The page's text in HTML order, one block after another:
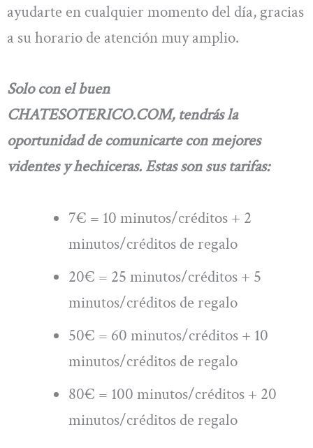
ayudarte en cualquier momento del día, gracias
a su horario de atención muy amplio.
Solo con el buen
CHATESOTERICO.COM, tendrás la
oportunidad de comunicarte con mejores
videntes y hechiceras. Estas son sus tarifas:
7€ = 10 minutos/créditos + 2
minutos/créditos de regalo
20€ = 25 minutos/créditos + 5
minutos/créditos de regalo
50€ = 60 minutos/créditos + 10
minutos/créditos de regalo
80€ = 100 minutos/créditos + 20
minutos/créditos de regalo